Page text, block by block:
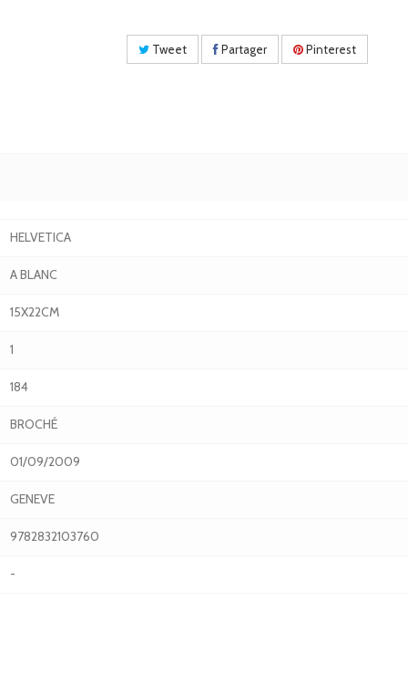
Tweet Partager Pinterest
HELVETICA
A BLANC
15X22CM
1
184
BROCHÉ
01/09/2009
GENEVE
9782832103760
-